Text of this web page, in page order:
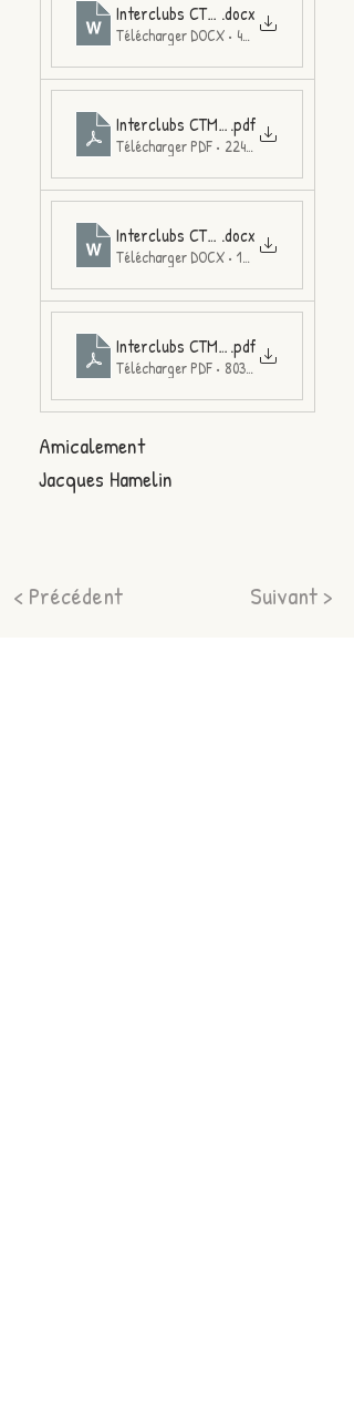
Interclubs CTM Mayenne 2026-
.docx
Télécharger DOCX • 48KB
Interclubs CTM Mayenne 2026-
.pdf
Télécharger PDF • 224KB
Interclubs CTM Mayenne 2026-
.docx
Télécharger DOCX • 186KB
Interclubs CTM Mayenne 2026-
.pdf
Télécharger PDF • 803KB
Amicalement
Jacques Hamelin
< Précédent Suivant >